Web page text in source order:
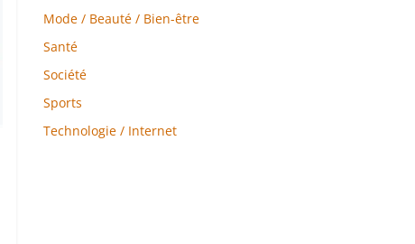
Mode / Beauté / Bien-être
Santé
Société
Sports
Technologie / Internet